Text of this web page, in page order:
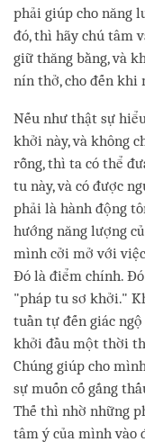
phải giúp cho năng
đó, thì hãy chú tâm
giữ thăng bằng, và
nín thở, cho đến khi
Nếu như thật sự
khởi này, và không
rỗng, thì ta có thể
tu này, và có được
phải là hành động
hướng năng lượng
mình cởi mở với
Đó là điểm chính.
"pháp tu sơ khởi."
tuần tự đến giác
khởi đầu một thời
Chúng giúp cho
sự muốn cố gắng
Thế thì nhờ những
tâm ý của mình vào